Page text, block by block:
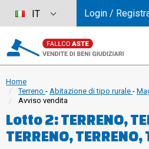
Home
Terreno - Abitazione di tipo rurale -
Avviso vendita
Lotto 2: TERRENO,
TERRENO, TERRENO,
IT Login /